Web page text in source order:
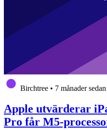
Birchtree • 7 månader sedan
Apple utvärderar
Pro får M5-